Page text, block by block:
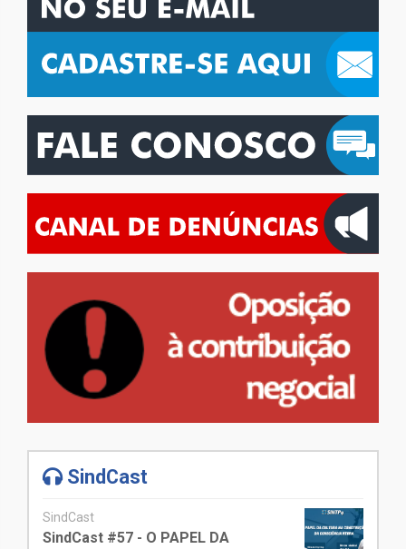
SindCast
SindCast
SindCast #57 - O PAPEL DA